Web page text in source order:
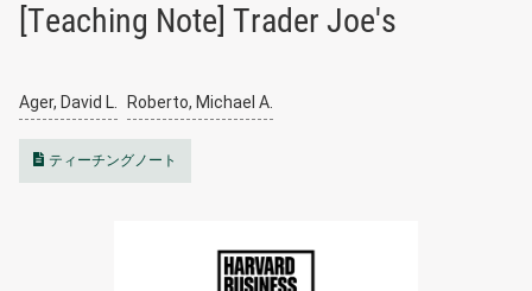
[Teaching Note] Trader Joe's
Ager, David L. Roberto, Michael A.
ティーチングノート